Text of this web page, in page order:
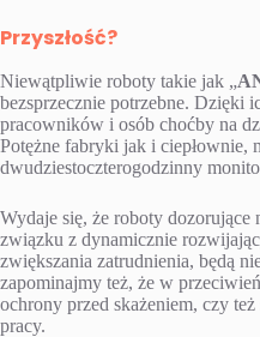
Przyszłość?
Niewątpliwie roboty takie jak „
bezsprzecznie potrzebne. Dzięki
pracowników i osób choćby na
Potężne fabryki jak i ciepłownie,
dwudziestoczterogodzinny
Wydaje się, że roboty dozorujące
związku z dynamicznie
zwiększania zatrudnienia, będą
zapominajmy też, że w
ochrony przed skażeniem, czy
pracy.